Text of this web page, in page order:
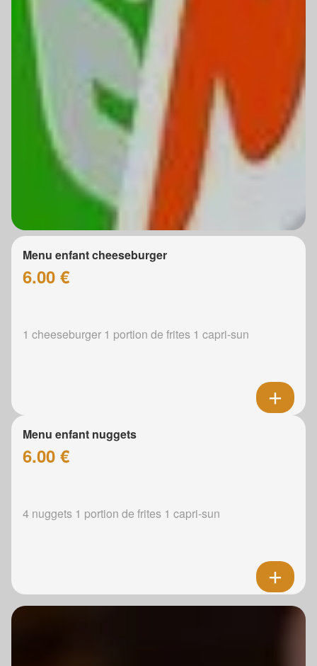
Menu enfant cheeseburger
6.00 €
1 cheeseburger 1 portion de frites 1 capri-sun
Menu enfant nuggets
6.00 €
4 nuggets 1 portion de frites 1 capri-sun